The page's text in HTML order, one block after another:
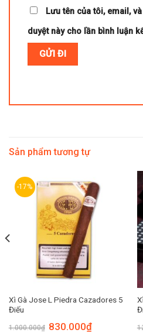
Lưu tên của tôi, email,
duyệt này cho lần bình luận
Sản phẩm tương tự
-17%
Xì Gà Jose L Piedra Cazadores 5
Điếu
1.000.000₫ 830.000₫